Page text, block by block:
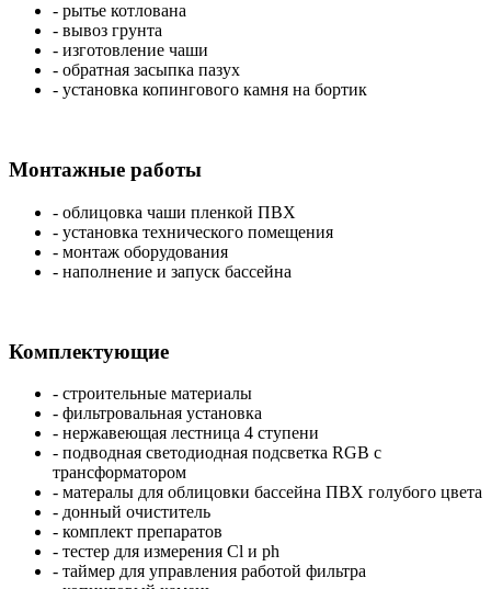
- рытье котлована
- вывоз грунта
- изготовление чаши
- обратная засыпка пазух
- установка копингового камня на бортик
Монтажные работы
- облицовка чаши пленкой ПВХ
- установка технического помещения
- монтаж оборудования
- наполнение и запуск бассейна
Комплектующие
- строительные материалы
- фильтровальная установка
- нержавеющая лестница 4 ступени
- подводная светодиодная подсветка RGB с
трансформатором
- матералы для облицовки бассейна ПВХ голубого цвета
- донный очиститель
- комплект препаратов
- тестер для измерения Cl и ph
- таймер для управления работой фильтра